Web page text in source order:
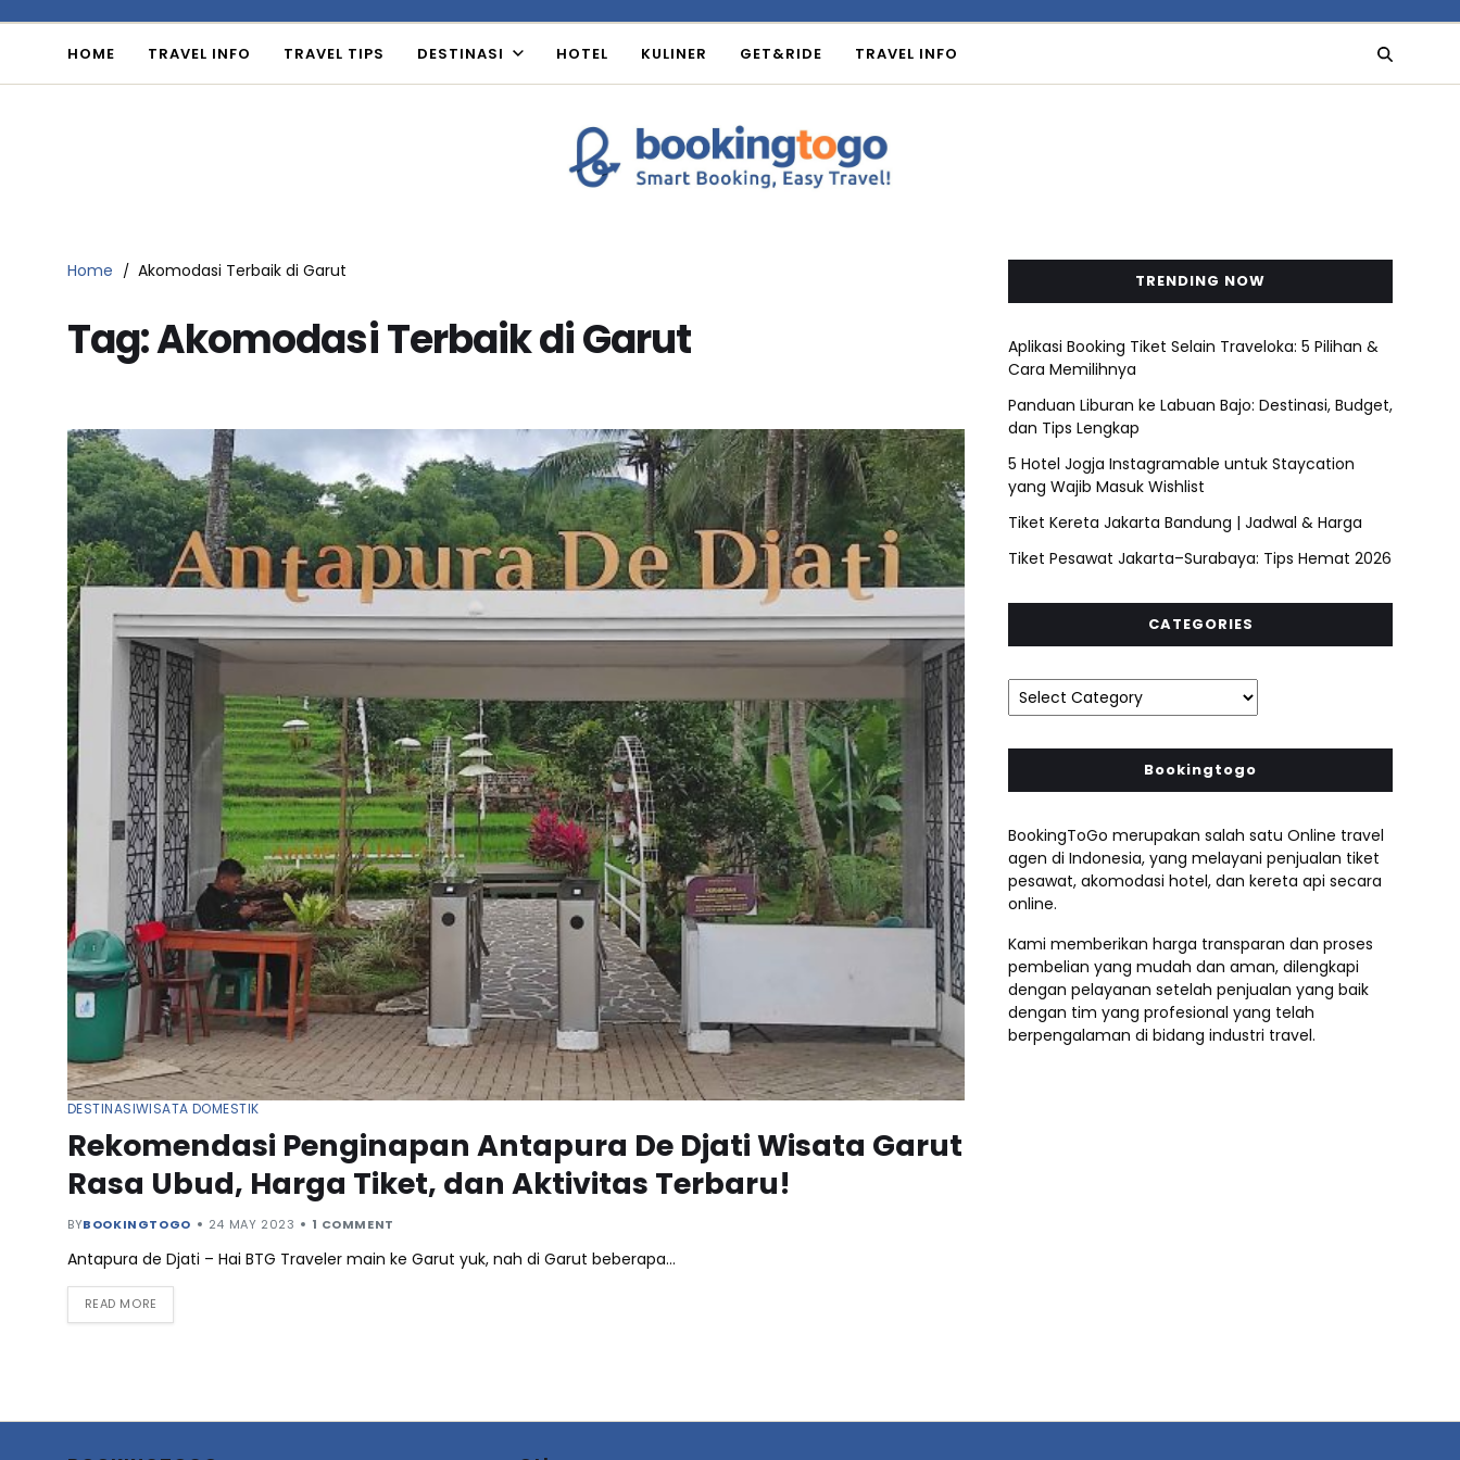
HOME TRAVEL INFO TRAVEL TIPS DESTINASI HOTEL KULINER GET&RIDE TRAVEL INFO
Home Akomodasi Terbaik di Garut
Tag:Akomodasi Terbaik di Garut
DESTINASIWISATA DOMESTIK
Rekomendasi Penginapan Antapura De Djati Wisata Garut
Rasa Ubud, Harga Tiket, dan Aktivitas Terbaru!
BYBOOKINGTOGO 24 MAY 2023 1 COMMENT
Antapura de Djati – Hai BTG Traveler main ke Garut yuk, nah di Garut beberapa…
READ MORE
TRENDING NOW
Aplikasi Booking Tiket Selain Traveloka: 5 Pilihan &
Cara Memilihnya
Panduan Liburan ke Labuan Bajo: Destinasi, Budget,
dan Tips Lengkap
5 Hotel Jogja Instagramable untuk Staycation
yang Wajib Masuk Wishlist
Tiket Kereta Jakarta Bandung | Jadwal & Harga
Tiket Pesawat Jakarta–Surabaya: Tips Hemat 2026
CATEGORIES
Bookingtogo
BookingToGo merupakan salah satu Online travel
agen di Indonesia, yang melayani penjualan tiket
pesawat, akomodasi hotel, dan kereta api secara
online.
Kami memberikan harga transparan dan proses
pembelian yang mudah dan aman, dilengkapi
dengan pelayanan setelah penjualan yang baik
dengan tim yang profesional yang telah
berpengalaman di bidang industri travel.